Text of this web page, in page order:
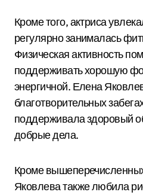
Кроме того, актриса
регулярно занималась
Физическая активность
поддерживать хорошую
энергичной. Елена
благотворительных
поддерживала здоровый
добрые дела.
Кроме
Яковлева также любила